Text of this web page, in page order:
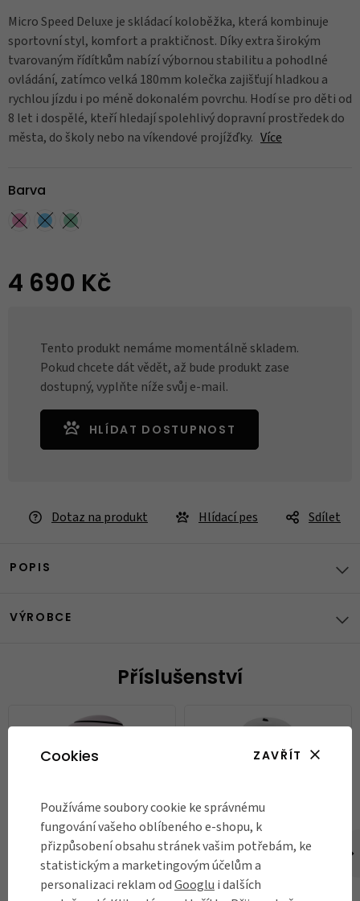
Micro Speed Deluxe je skládací koloběžka, která kombinuje
sportovní styl, komfort a praktičnost. Díky extra širokým
tvarovaným řídítkům nabízí výbornou stabilitu a pohodlné
ovládání, zatímco velká 180mm kolečka zajišťují hladkou a
rychlou jízdu i po méně dokonalém povrchu. Hodí se pro děti od
8 let i dospělé, kteří hledají spolehlivý dopravní prostředek do
města, do školy nebo na víkendové projížďky. Více
Barva
4 690 Kč
Tento produkt nemáme momentálně skladem.
Pokud chcete dát vědět, až bude produkt zase
dostupný, vyplňte níže svůj e-mail.
HLÍDAT DOSTUPNOST
Dotaz na produkt Hlídací pes Sdílet
POPIS
VÝROBCE
Příslušenství
Skládací helma Closca Loop,
Himalaya
2 290 Kč
Helma Fox Flight Sport,
white/black
590 Kč
Cookies ZAVŘÍT
Používáme soubory cookie ke správnému
fungování vašeho oblíbeného e-shopu, k
přizpůsobení obsahu stránek vašim potřebám, ke
statistickým a marketingovým účelům a
personalizaci reklam odGooglu i dalších